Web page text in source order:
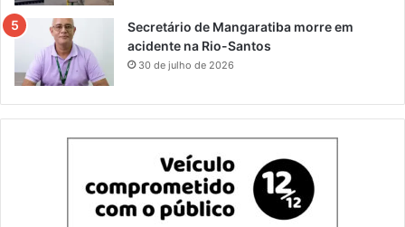
Secretário de Mangaratiba morre em
acidente na Rio-Santos
30 de julho de 2026